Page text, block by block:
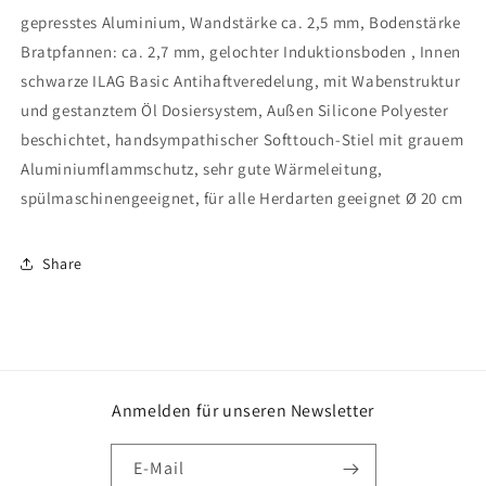
gepresstes Aluminium, Wandstärke ca. 2,5 mm, Bodenstärke
Bratpfannen: ca. 2,7 mm, gelochter Induktionsboden , Innen
schwarze ILAG Basic Antihaftveredelung, mit Wabenstruktur
und gestanztem Öl Dosiersystem, Außen Silicone Polyester
beschichtet, handsympathischer Softtouch-Stiel mit grauem
Aluminiumflammschutz, sehr gute Wärmeleitung,
spülmaschinengeeignet, für alle Herdarten geeignet Ø 20 cm
Share
Anmelden für unseren Newsletter
E-Mail